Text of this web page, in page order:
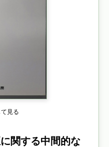
見る
関する中間的な